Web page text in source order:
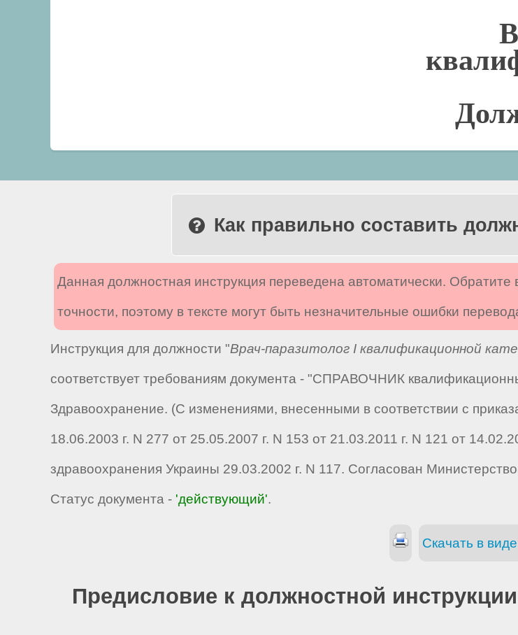
Как правильно составить
Данная должностная инструкция переведена автоматически.
точности, поэтому в тексте могут быть незначительные ошибки
Инструкция для должности "Врач-паразитолог I квалификационной
соответствует требованиям документа - "СПРАВОЧНИК
Здравоохранение. (С изменениями, внесенными в соответствии с
18.06.2003 г. N 277 от 25.05.2007 г. N 153 от 21.03.2011 г. N 121 от
здравоохранения Украины 29.03.2002 г. N 117. Согласован
Статус документа - 'действующий'.
Скачать в
Предисловие к должностной инструкции